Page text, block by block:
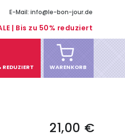
E-Mail: info@le-bon-jour.de
| Bis zu 50% reduziert
REDUZIERT WARENKORB
21,00 €